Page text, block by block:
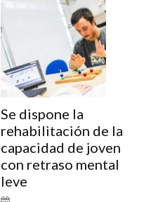
Se dispone la
rehabilitación de la
capacidad de joven
con retraso mental
leve